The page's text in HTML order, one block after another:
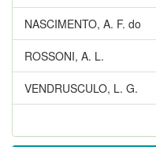
NASCIMENTO, A. F. do
ROSSONI, A. L.
VENDRUSCULO, L. G.